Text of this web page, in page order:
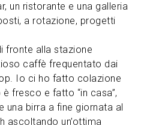
un ristorante e una galleria
a rotazione, progetti
fronte alla stazione
caffè frequentato dai
Io ci ho fatto colazione
fresco e fatto “in casa”,
una birra a fine giornata al
ascoltando un’ottima